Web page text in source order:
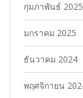
กุมภาพันธ์ 2025
มกราคม 2025
ธันวาคม 2024
พฤศจิกายน